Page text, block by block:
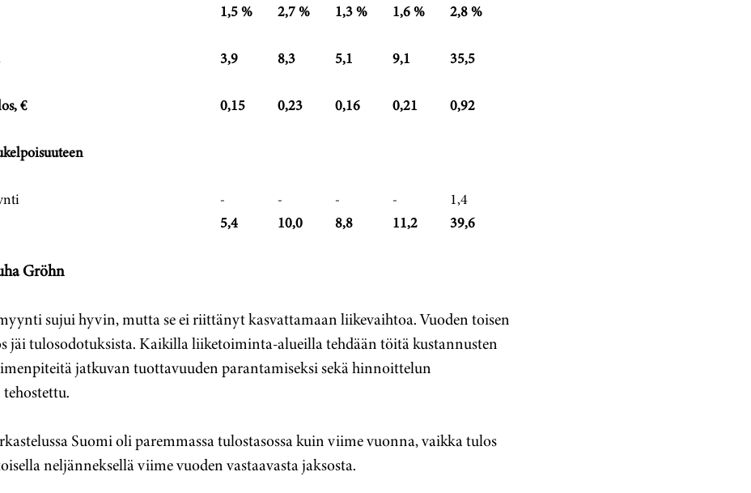
1,5 % 2,7 % 1,3 % 1,6 % 2,8 %
3,9 8,3 5,1 9,1 35,5
€ 0,15 0,23 0,16 0,21 0,92
- - - -
1,4
5,4 10,0 8,8 11,2 39,6
Gröhn
sujui hyvin, mutta se ei riittänyt kasvattamaan liikevaihtoa. Vuoden toisen
jäi tulosodotuksista. Kaikilla liiketoiminta-alueilla tehdään töitä kustannusten
jatkuvan tuottavuuden parantamiseksi sekä hinnoittelun
Suomi oli paremmassa tulostasossa kuin viime vuonna, vaikka tulos
neljänneksellä viime vuoden vastaavasta jaksosta.